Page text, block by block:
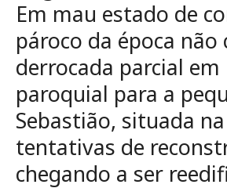
Em mau estado de
pároco da época
derrocada parcial
paroquial para a
Sebastião, situada
tentativas de
chegando a ser